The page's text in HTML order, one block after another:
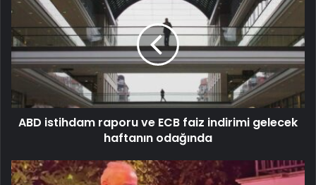
ABD istihdam raporu ve ECB faiz indirimi gelecek
haftanın odağında